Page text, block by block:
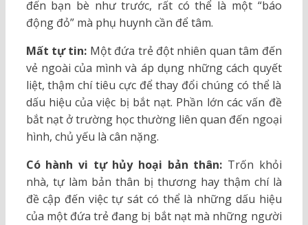
đến bạn bè như trước, rất có thể là một “báo
động đỏ” mà phụ huynh cần để tâm.
Mất tự tin: Một đứa trẻ đột nhiên quan tâm đến
vẻ ngoài của mình và áp dụng những cách quyết
liệt, thậm chí tiêu cực để thay đổi chúng có thể là
dấu hiệu của việc bị bắt nạt. Phần lớn các vấn đề
bắt nạt ở trường học thường liên quan đến ngoại
hình, chủ yếu là cân nặng.
Có hành vi tự hủy hoại bản thân: Trốn khỏi
nhà, tự làm bản thân bị thương hay thậm chí là
đề cập đến việc tự sát có thể là những dấu hiệu
của một đứa trẻ đang bị bắt nạt mà những người